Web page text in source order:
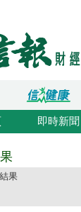
即時新聞
果